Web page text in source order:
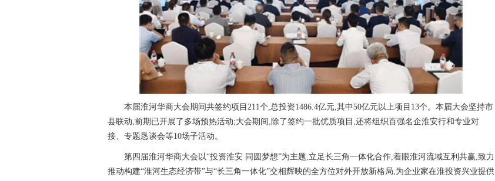
本届淮河华商大会期间共签约项目211个,总投资1486.4亿元,其中50亿元以上项目13个。本届大会坚持市
县联动,前期已开展了多场预热活动;大会期间,除了签约一批优质项目,还将组织百强名企淮安行和专业对
接、专题恳谈会等10场子活动。
第四届淮河华商大会以“投资淮安 同圆梦想”为主题,立足长三角一体化合作,着眼淮河流域互利共赢,致力
推动构建“淮河生态经济带”与“长三角一体化”交相辉映的全方位对外开放新格局,为企业家在淮投资兴业提供